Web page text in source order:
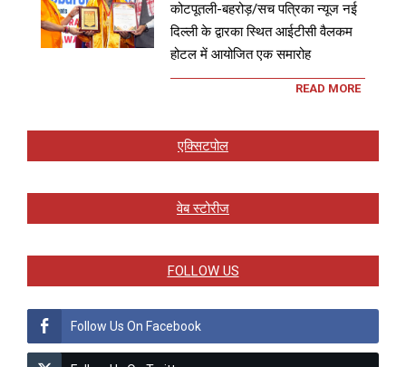
कोटपूतली-बहरोड़/सच पत्रिका न्यूज नई
दिल्ली के द्वारका स्थित आईटीसी वैलकम
होटल में आयोजित एक समारोह
READ MORE
एक्सिटपोल
वेब स्टोरीज
FOLLOW US
Follow Us On Facebook